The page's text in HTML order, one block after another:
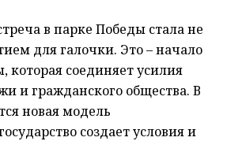
в парке Победы стала не
для галочки. Это – начало
которая соединяет усилия
и гражданского общества. В
новая модель
создает условия и